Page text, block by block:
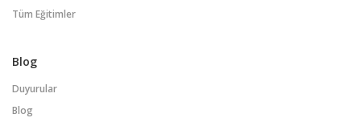
Tüm Eğitimler
Blog
Duyurular
Blog